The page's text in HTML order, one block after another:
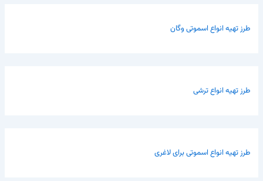
طرز تهیه انواع اسموتی وگان
طرز تهیه انواع ترشی
طرز تهیه انواع اسموتی برای لاغری